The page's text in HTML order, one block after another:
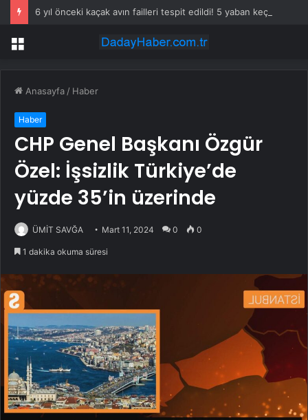
Menü
Anasayfa / Haber
Haber
CHP Genel Başkanı Özgür
Özel: İşsizlik Türkiye’de
yüzde 35’in üzerinde
ÜMİT SAVĞA Mart 11, 2024 0 0
1 dakika okuma süresi